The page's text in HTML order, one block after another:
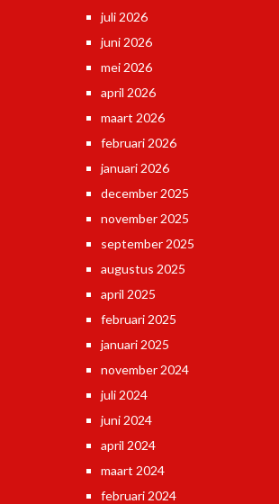
juli 2026
juni 2026
mei 2026
april 2026
maart 2026
februari 2026
januari 2026
december 2025
november 2025
september 2025
augustus 2025
april 2025
februari 2025
januari 2025
november 2024
juli 2024
juni 2024
april 2024
maart 2024
februari 2024